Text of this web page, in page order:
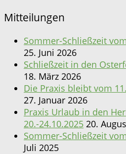
Mitteilungen
Sommer-Schließzeit
25. Juni 2026
Schließzeit in den
18. März 2026
Die Praxis bleibt vom
27. Januar 2026
Praxis Urlaub in den
20.-24.10.2025 20.
Sommer-Schließzeit
Juli 2025